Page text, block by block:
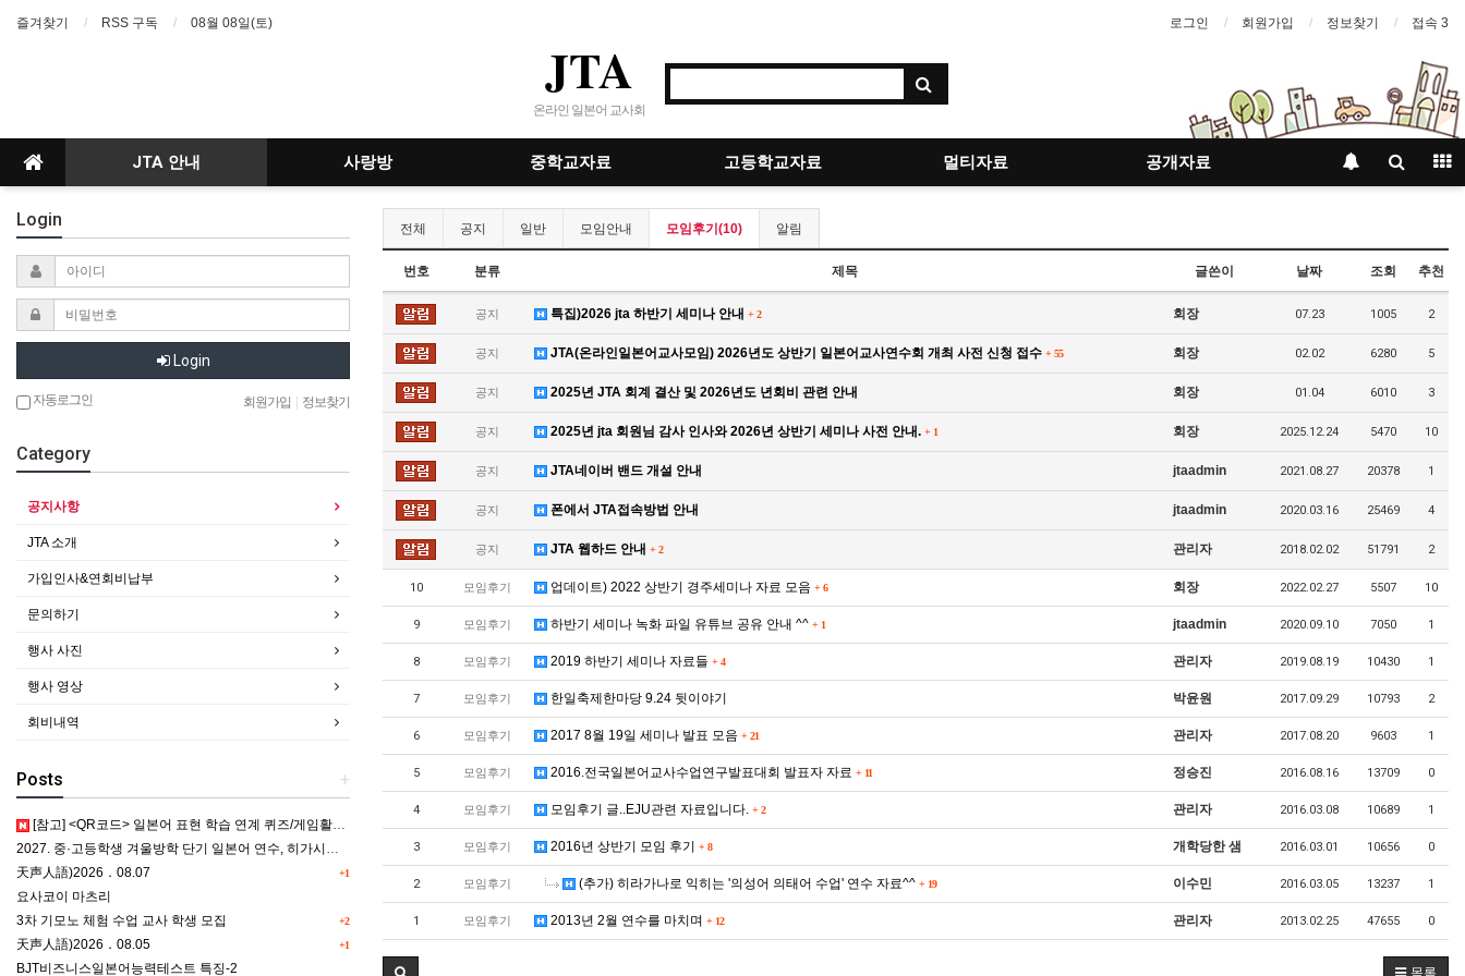
즐겨찾기 RSS 구독 08월 08일(토) 로그인 회원가입 정보찾기 접속 3
JTA
온라인 일본어 교사회
JTA 안내 사랑방 중학교자료 고등학교자료 멀티자료 공개자료
전체 공지 일반 모임안내 모임후기(10) 알림
번호 분류 제목 글쓴이 날짜 조회 추천
공지 특집)2026 jta 하반기 세미나 안내 + 2 회장 07.23 1005 2
공지 JTA(온라인일본어교사모임) 2026년도 상반기 일본어교사연수회 개최 사전 신청 접수 + 55 회장 02.02 6280 5
공지 2025년 JTA 회계 결산 및 2026년도 년회비 관련 안내 회장 01.04 6010 3
공지 2025년 jta 회원님 감사 인사와 2026년 상반기 세미나 사전 안내. + 1 회장 2025.12.24 5470 10
공지 JTA네이버 밴드 개설 안내 jtaadmin 2021.08.27 20378 1
공지 폰에서 JTA접속방법 안내 jtaadmin 2020.03.16 25469 4
공지 JTA 웹하드 안내 + 2 관리자 2018.02.02 51791 2
10 모임후기 업데이트) 2022 상반기 경주세미나 자료 모음 + 6 회장 2022.02.27 5507 10
9 모임후기 하반기 세미나 녹화 파일 유튜브 공유 안내 ^^ + 1 jtaadmin 2020.09.10 7050 1
8 모임후기 2019 하반기 세미나 자료들 + 4 관리자 2019.08.19 10430 1
7 모임후기 한일축제한마당 9.24 뒷이야기 박윤원 2017.09.29 10793 2
6 모임후기 2017 8월 19일 세미나 발표 모음 + 21 관리자 2017.08.20 9603 1
5 모임후기 2016.전국일본어교사수업연구발표대회 발표자 자료 + 11 정승진 2016.08.16 13709 0
4 모임후기 모임후기 글..EJU관련 자료입니다. + 2 관리자 2016.03.08 10689 1
3 모임후기 2016년 상반기 모임 후기 + 8 개학당한 샘 2016.03.01 10656 0
2 모임후기 (추가) 히라가나로 익히는 '의성어 의태어 수업' 연수 자료^^ + 19 이수민 2016.03.05 13237 1
1 모임후기 2013년 2월 연수를 마치며 + 12 관리자 2013.02.25 47655 0
목록
Login
Login
자동로그인 회원가입 정보찾기
Category
공지사항
JTA 소개
가입인사&연회비납부
문의하기
행사 사진
행사 영상
회비내역
+
Posts
[참고] <QR코드> 일본어 표현 학습 연계 퀴즈/게임활동 5종
2027. 중·고등학생 겨울방학 단기 일본어 연수, 히가시카와 공립 일본어학교 프로그램 사전안내
+1
天声人語)2026．08.07
요사코이 마츠리
+2
3차 기모노 체험 수업 교사 학생 모집
+1
天声人語)2026．08.05
BJT비즈니스일본어능력테스트 특징-2